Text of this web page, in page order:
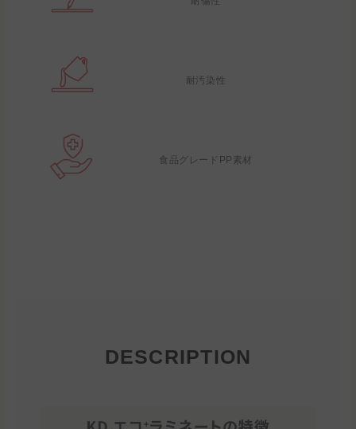
耐汚染性
食品グレードPP素材
DESCRIPTION